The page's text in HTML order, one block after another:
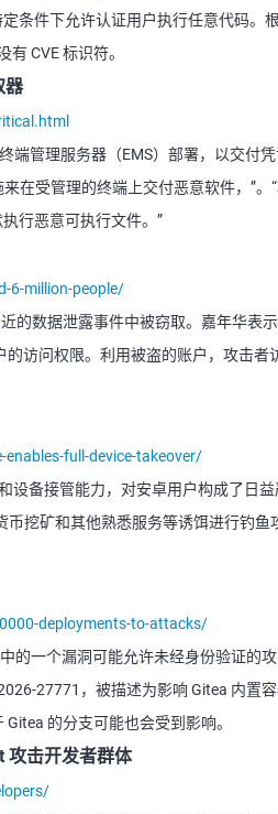
条件下允许认证用户执行任意代码。
CVE 标识符。
器
端管理服务器（EMS）部署，以交付
在受管理的终端上交付恶意软件，”。
行恶意可执行文件。”
6-million-people/
的数据泄露事件中被窃取。嘉年华表
访问权限。利用被盗的账户，攻击者
full-device-takeover/
设备接管能力，对安卓用户构成了日
币挖矿和其他熟悉服务等诱饵进行钓鱼
deployments-to-attacks/
的一个漏洞可能允许未经身份验证的
27771，被描述为影响 Gitea 内置
的分支可能也会受到影响。
攻击开发者群体